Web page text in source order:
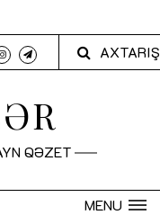
AXTARIŞ
QƏZET
MENU